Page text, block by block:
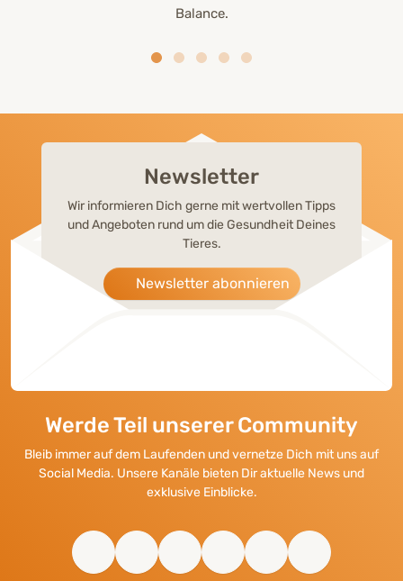
Balance.
Newsletter
Wir informieren Dich gerne mit wertvollen Tipps
und Angeboten rund um die Gesundheit Deines
Tieres.
Newsletter abonnieren
Werde Teil unserer Community
Bleib immer auf dem Laufenden und vernetze Dich mit uns auf
Social Media. Unsere Kanäle bieten Dir aktuelle News und
exklusive Einblicke.